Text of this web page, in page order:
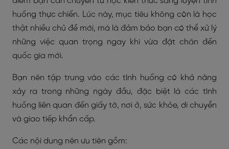
huống thực chiến. Lúc này, mục tiêu không còn là học
thật nhiều chủ đề mới, mà là đảm bảo bạn có thể xử lý
những việc quan trọng ngay khi vừa đặt chân đến
quốc gia mới.
Bạn nên tập trung vào các tình huống có khả năng
xảy ra trong những ngày đầu, đặc biệt là các tình
huống liên quan đến giấy tờ, nơi ở, sức khỏe, di chuyển
và giao tiếp khẩn cấp.
Các nội dung nên ưu tiên gồm: